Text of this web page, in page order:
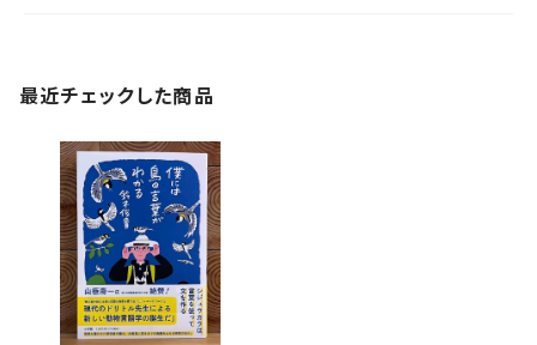
最近チェックした商品